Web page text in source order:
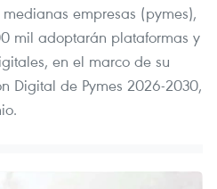
empresas (pymes),
mil adoptarán plataformas y
en el marco de su
Digital de Pymes 2026-2030,